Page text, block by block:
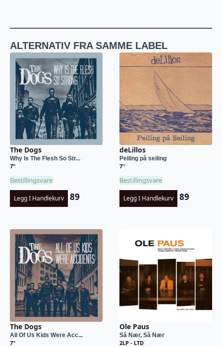
ALTERNATIV FRA SAMME LABEL
The Dogs
Why Is The Flesh So Str...
7"
Bestillingsvare
Legg I Handlekurv 89
deLillos
Peiling på seiling
7''
Bestillingsvare
Legg I Handlekurv 89
The Dogs
All Of Us Kids Were Acc...
7"
Ole Paus
Så Nær, Så Nær
2LP - LTD